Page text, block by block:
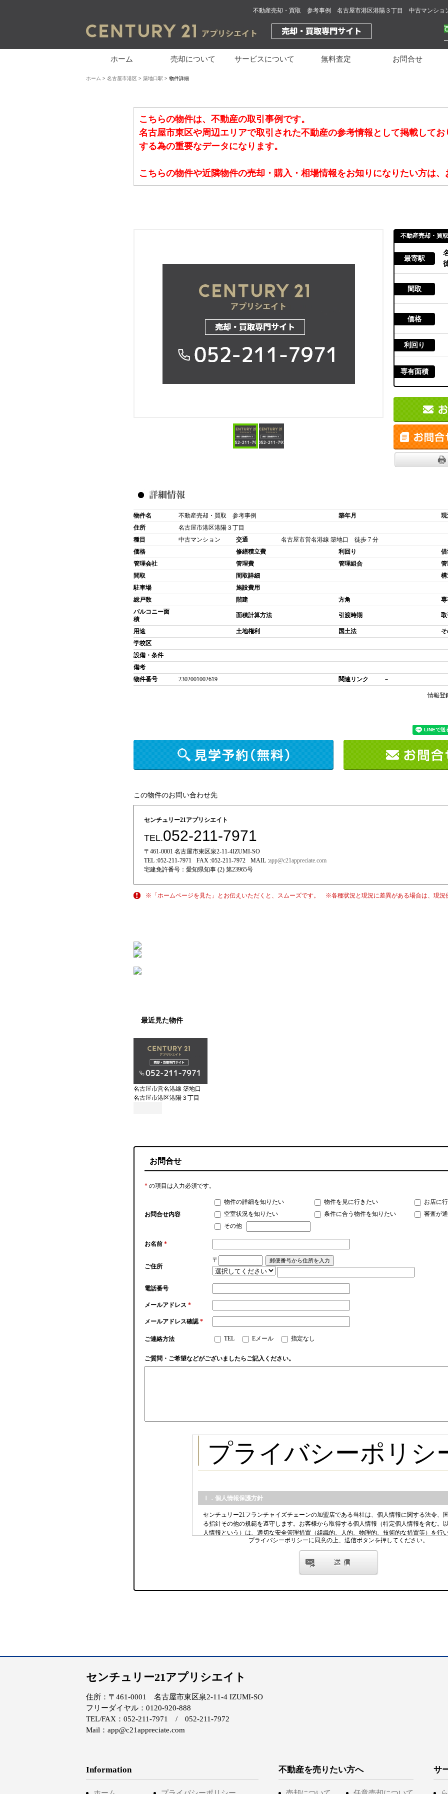
不動産売却・買取 参考事例 名古屋市港区港陽３丁目 中古マンショ
ホーム 売却について サービスについて 無料査定 お問合せ
ホーム > 名古屋市港区 > 築地口駅 > 物件詳細
こちらの物件は、不動産の取引事例です。
名古屋市東区や周辺エリアで取引された不動産の参考情報として掲載して
する為の重要なデータになります。
こちらの物件や近隣物件の売却・購入・相場情報をお知りになりたい方は、
不動産売却・買
最寄駅
間取
価格
利回り
専有面積
物件名 不動産売却・買取 参考事例 築年月
住所
名古屋市港区港陽３丁目
種目
中古マンション 交通
名古屋市営名港線 築地口 徒歩 7 分
価格
修繕積立費 利回り
借
管理会社
管理費 管理組合
間取
間取詳細
駐車場
施設費用
総戸数
階建 方角
バルコニー面
積
面積計算方法 引渡時期
用途 土地権利 国土法
学校区
設備・条件
備考
物件番号
2302001002619 関連リンク －
情報登
この物件のお問い合わせ先
センチュリー21アプリシエイト
TEL.052-211-7971
〒461-0001 名古屋市東区泉2-11-4IZUMI-SO
TEL :052-211-7971 FAX :052-211-7972 MAIL :app@c21appreciate.com
宅建免許番号： 愛知県知事 (2) 第23965号
※「ホームページを見た」とお伝えいただくと、スムーズです。 ※各種状況と現況に差異がある場合は、現況
最近見た物件
名古屋市営名港線 築地口
名古屋市港区港陽３丁目
お問合せ
* の項目は入力必須です。
お問合せ内容
物件の詳細を知りたい 物件を見に行きたい
お店に
空室状況を知りたい
条件に合う物件を知りたい
審査が
その他
お名前 *
ご住所
〒
電話番号
メールアドレス *
メールアドレス確認*
ご連絡方法 TEL Eメール 指定なし
ご質問・ご希望などがございましたらご記入ください。
プライバシーポリシーに同意の上、送信ボタンを押してください。
Information 不動産を売りたい方へ サ
センチュリー21アプリシエイト
住所：〒461-0001 名古屋市東区泉2-11-4 IZUMI-SO
フリーダイヤル：0120-920-888
TEL/FAX：052-211-7971 / 052-211-7972
Mail：app@c21appreciate.com